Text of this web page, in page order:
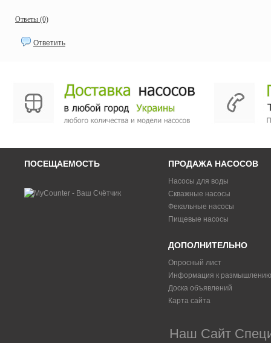
Ответы (0)
Ответить
ПОСЕЩАЕМОСТЬ ПРОДАЖА НАСОСОВ
Насосы для воды
Скважные насосы
Фекальные насосы
Пищевые насосы
ДОПОЛНИТЕЛЬНО
Опросный лист
Информация к размышлению
Доска объявлений
Карта сайта
Наш Сайт